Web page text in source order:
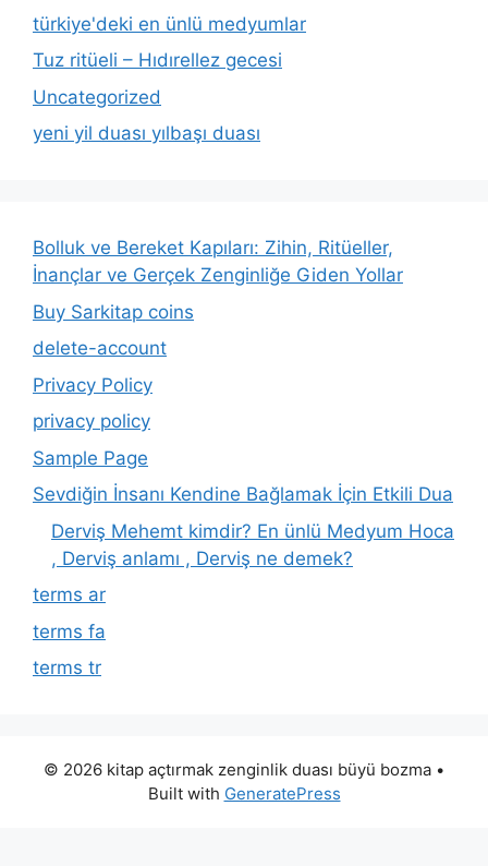
türkiye'deki en ünlü medyumlar
Tuz ritüeli – Hıdırellez gecesi
Uncategorized
yeni yil duası yılbaşı duası
Bolluk ve Bereket Kapıları: Zihin, Ritüeller,
İnançlar ve Gerçek Zenginliğe Giden Yollar
Buy Sarkitap coins
delete-account
Privacy Policy
privacy policy
Sample Page
Sevdiğin İnsanı Kendine Bağlamak İçin Etkili Dua
Derviş Mehemt kimdir? En ünlü Medyum Hoca
, Derviş anlamı , Derviş ne demek?
terms ar
terms fa
terms tr
© 2026 kitap açtırmak zenginlik duası büyü bozma •
Built with GeneratePress